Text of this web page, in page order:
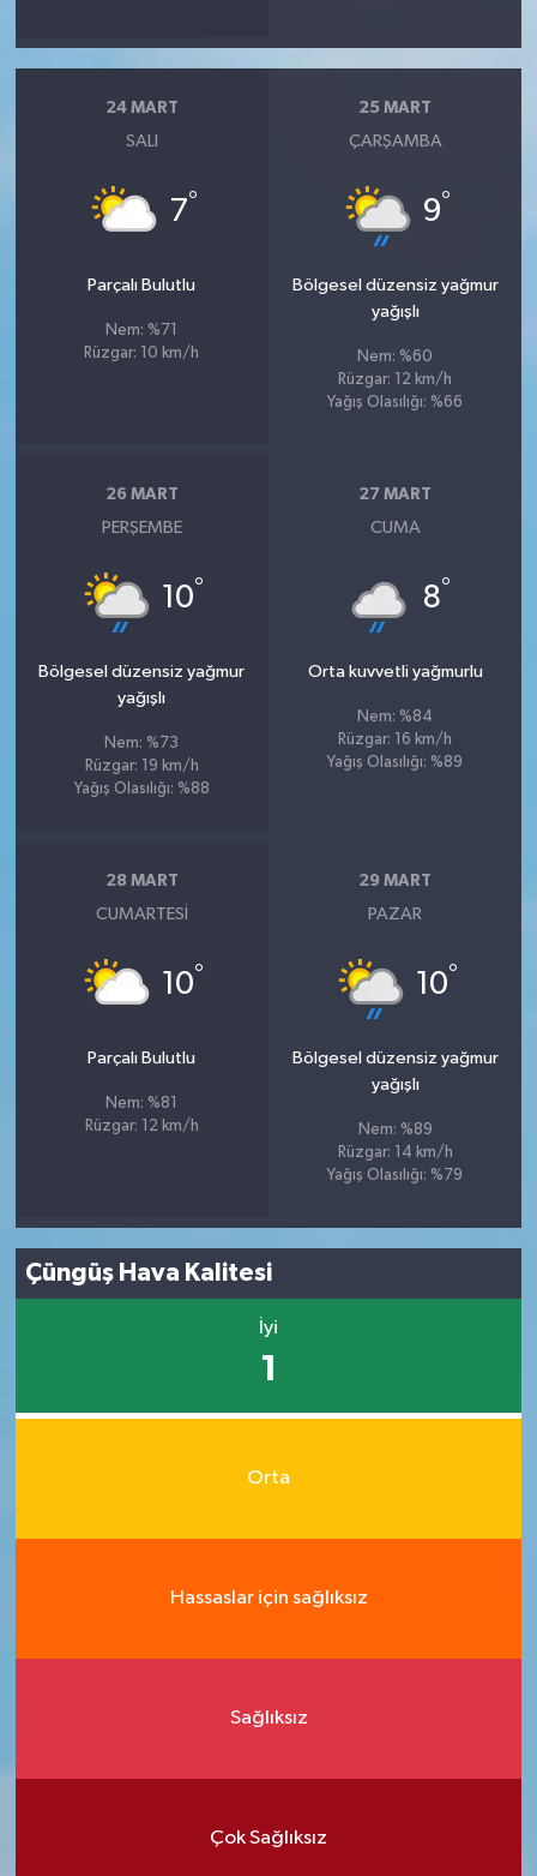
24 MART
SALI
7°
Parçalı Bulutlu
Nem: %71
Rüzgar: 10 km/h
25 MART
ÇARŞAMBA
9°
Bölgesel düzensiz yağmur
yağışlı
Nem: %60
Rüzgar: 12 km/h
Yağış Olasılığı: %66
26 MART
PERŞEMBE
10°
Bölgesel düzensiz yağmur
yağışlı
Nem: %73
Rüzgar: 19 km/h
Yağış Olasılığı: %88
27 MART
CUMA
8°
Orta kuvvetli yağmurlu
Nem: %84
Rüzgar: 16 km/h
Yağış Olasılığı: %89
28 MART
CUMARTESI
10°
Parçalı Bulutlu
Nem: %81
Rüzgar: 12 km/h
29 MART
PAZAR
10°
Bölgesel düzensiz yağmur
yağışlı
Nem: %89
Rüzgar: 14 km/h
Yağış Olasılığı: %79
Çüngüş Hava Kalitesi
İyi
1
Orta
Hassaslar için sağlıksız
Sağlıksız
Çok Sağlıksız